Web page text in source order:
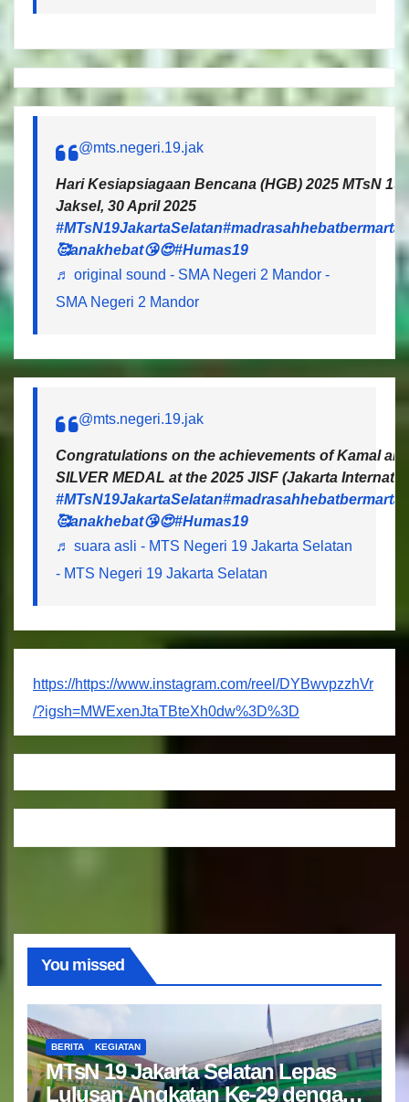
@mts.negeri.19.jak
Hari Kesiapsiagaan Bencana (HGB) 2025 MTsN
Jaksel, 30 April 2025
#MTsN19JakartaSelatan
🥰anakhebat😘😍#Humas19
♬ original sound - SMA Negeri 2 Mandor -
SMA Negeri 2 Mandor
@mts.negeri.19.jak
Congratulations on the achievements of Kamal
SILVER MEDAL at the 2025 JISF (Jakarta
#MTsN19JakartaSelatan
🥰anakhebat😘😍#Humas19
♬ suara asli - MTS Negeri 19 Jakarta Selatan
- MTS Negeri 19 Jakarta Selatan
https://https://www.instagram.com/reel/DYBwvpzzhVr
/?igsh=MWExenJtaTBteXh0dw%3D%3D
You missed
BERITA KEGIATAN
MTsN 19 Jakarta Selatan Lepas
Lulusan Angkatan Ke-29 dengan